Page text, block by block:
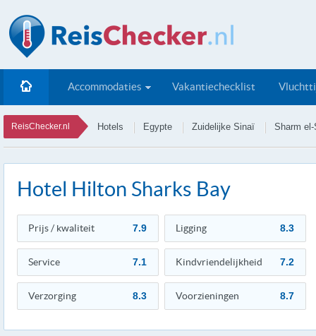
Accommodaties Vakantiechecklist
ReisChecker.nl Hotels Egypte Zuidelijke Sinaï Sharm
Hotel Hilton Sharks Bay
Prijs / kwaliteit 7.9 Ligging 8.3
Service 7.1 Kindvriendelijkheid 7.2
Verzorging 8.3 Voorzieningen 8.7